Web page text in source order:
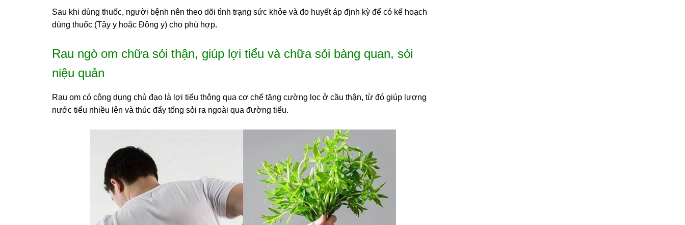
Sau khi dùng thuốc, người bệnh nên theo dõi tình trạng sức khỏe và đo huyết áp định kỳ để có kế hoạch
dùng thuốc (Tây y hoặc Đông y) cho phù hợp.
Rau ngò om chữa sỏi thận, giúp lợi tiểu và chữa sỏi bàng quan, sỏi
niệu quản
Rau om có công dụng chủ đạo là lợi tiểu thông qua cơ chế tăng cường lọc ở cầu thận, từ đó giúp lượng
nước tiểu nhiều lên và thúc đẩy tống sỏi ra ngoài qua đường tiểu.